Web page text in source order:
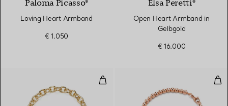
Paloma Picasso®
Loving Heart Armband
€ 1.050
Elsa Peretti®
Open Heart Armband in
Gelbgold
€ 16.000
Armband mit Herzanhänger in